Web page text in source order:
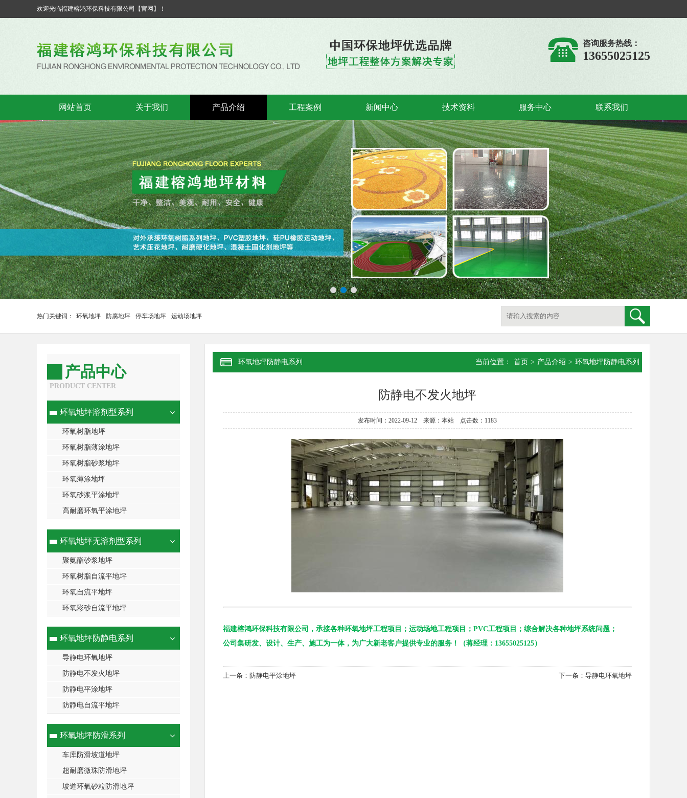
欢迎光临福建榕鸿环保科技有限公司【官网】！
咨询服务热线：
13655025125
网站首页 关于我们 产品介绍 工程案例 新闻中心 技术资料 服务中心 联系我们
热门关键词： 环氧地坪 防腐地坪 停车场地坪 运动场地坪
产品中心
PRODUCT CENTER
环氧地坪溶剂型系列
环氧树脂地坪
环氧树脂薄涂地坪
环氧树脂砂浆地坪
环氧薄涂地坪
环氧砂浆平涂地坪
高耐磨环氧平涂地坪
环氧地坪无溶剂型系列
聚氨酯砂浆地坪
环氧树脂自流平地坪
环氧自流平地坪
环氧彩砂自流平地坪
环氧地坪防静电系列
导静电环氧地坪
防静电不发火地坪
防静电平涂地坪
防静电自流平地坪
环氧地坪防滑系列
车库防滑坡道地坪
超耐磨微珠防滑地坪
坡道环氧砂粒防滑地坪
环氧地坪防静电系列 当前位置： 首页 > 产品介绍 > 环氧地坪防静电系列
防静电不发火地坪
发布时间：2022-09-12 来源：本站 点击数：1183
福建榕鸿环保科技有限公司 ，承接各种环氧地坪工程项目；运动场地工程项目；PVC工程项目；综合解决各种地坪系统问题；
公司集研发、设计、生产、施工为一体，为广大新老客户提供专业的服务！（蒋经理：13655025125）
上一条： 防静电平涂地坪 下一条： 导静电环氧地坪